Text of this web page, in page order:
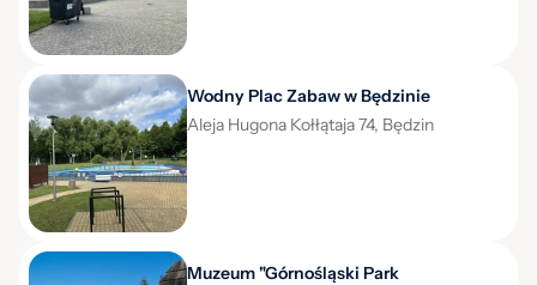
Wodny Plac Zabaw w Będzinie
Aleja Hugona Kołłątaja 74, Będzin
Muzeum "Górnośląski Park